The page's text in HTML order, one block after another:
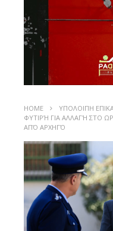
HOME ΥΠΟΛΟΙΠΗ
ΦΥΤΙΡΉ ΓΙΑ ΑΛΛΑΓΉ ΣΤΟ
ΑΠΌ ΑΡΧΗΓΌ